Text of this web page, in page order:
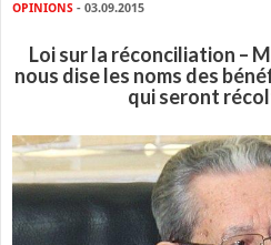
OPINIONS - 03.09.2015
Loi sur la réconciliation –
nous dise les noms des
qui seront